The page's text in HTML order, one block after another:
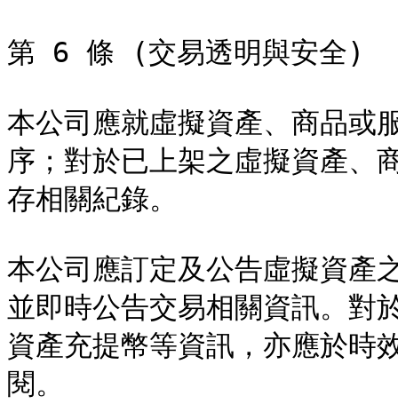
第 6 條 (交易透明與安全)
本公司應就虛擬資產、商品或
序；對於已上架之虛擬資產、
存相關紀錄。
本公司應訂定及公告虛擬資產
並即時公告交易相關資訊。對
資產充提幣等資訊，亦應於時
閱。